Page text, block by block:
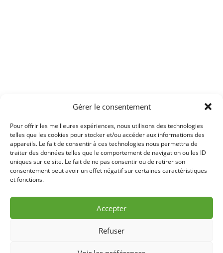
Gérer le consentement
Pour offrir les meilleures expériences, nous utilisons des technologies
telles que les cookies pour stocker et/ou accéder aux informations des
appareils. Le fait de consentir à ces technologies nous permettra de
traiter des données telles que le comportement de navigation ou les ID
uniques sur ce site. Le fait de ne pas consentir ou de retirer son
consentement peut avoir un effet négatif sur certaines caractéristiques
et fonctions.
Accepter
Refuser